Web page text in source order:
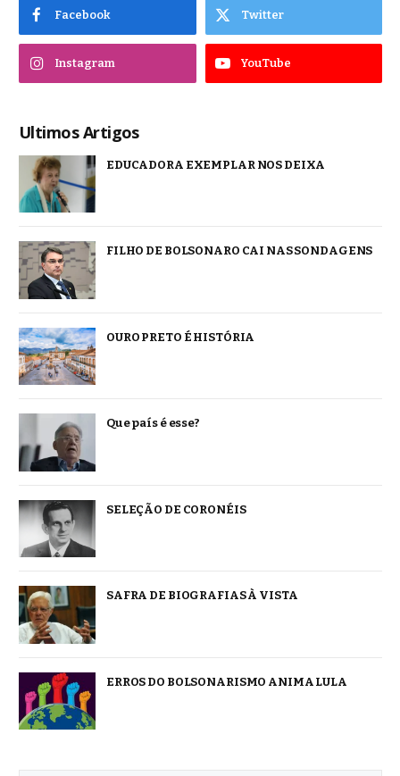
Facebook Twitter
Instagram YouTube
Ultimos Artigos
EDUCADORA EXEMPLAR NOS DEIXA
FILHO DE BOLSONARO CAI NAS SONDAGENS
OURO PRETO É HISTÓRIA
Que país é esse?
SELEÇÃO DE CORONÉIS
SAFRA DE BIOGRAFIAS À VISTA
ERROS DO BOLSONARISMO ANIMA LULA